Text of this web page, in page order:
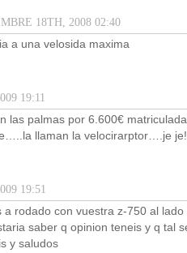
18TH, 2008 02:40
a una velosida maxima
19:11
las palmas por 6.600€ matriculada
llaman la velocirarptor….je
19:51
a rodado con vuestra z-750 al lado
saber q opinion teneis y q tal
y saludos